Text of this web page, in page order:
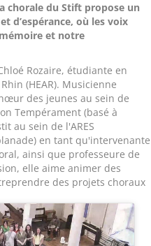
chorale du Stift propose un
d’espérance, où les voix
et notre
Rozaire, étudiante en
(HEAR). Musicienne
des jeunes au sein de
Tempérament (basé à
au sein de l'ARES
en tant qu'intervenante
ainsi que professeure de
elle aime animer des
des projets choraux